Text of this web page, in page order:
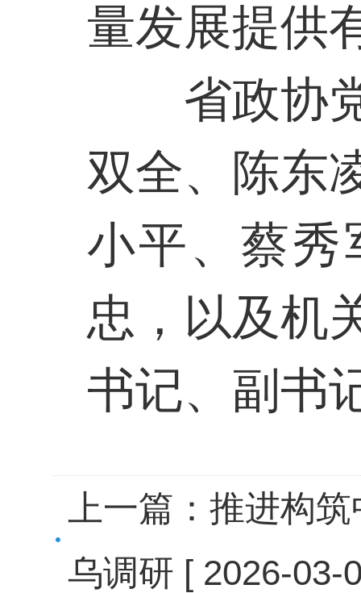
量发展提供
省政协
双全、陈东
小平、蔡秀
忠，以及机
书记、副书
上一篇： 推进构
乌调研 [ 2026-03-